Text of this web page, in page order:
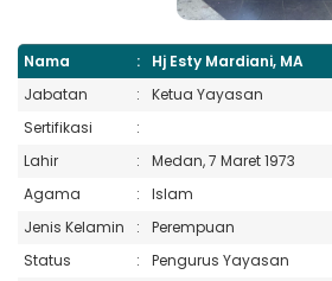
Nama :
Hj Esty Mardiani, MA
Jabatan
:
Ketua Yayasan
Sertifikasi
:
Lahir
:
Medan, 7 Maret 1973
Agama
:
Islam
Jenis Kelamin
:
Perempuan
Status
:
Pengurus Yayasan